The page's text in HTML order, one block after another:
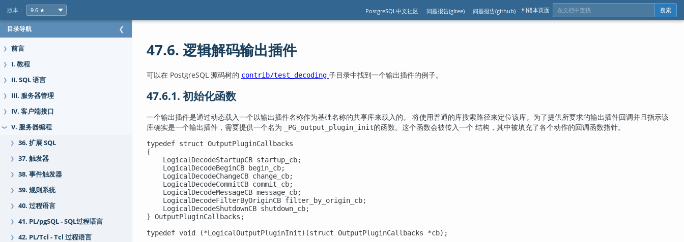
版本： PostgreSQL中文社区 问题报告(gitee) 问题报告(github) 纠错本页面 搜索
目录导航 ❮
❯ 前言
❯ I. 教程
❯ II. SQL 语言
❯ III. 服务器管理
❯ IV. 客户端接口
❯ V. 服务器编程
❯ 36. 扩展 SQL
❯ 37. 触发器
❯ 38. 事件触发器
❯ 39. 规则系统
❯ 40. 过程语言
❯ 41. PL/pgSQL - SQL过程语言
❯ 42. PL/Tcl - Tcl 过程语言
47.6. 逻辑解码输出插件
可以在 PostgreSQL 源码树的 contrib/test_decoding 子目录中找到一个输出插件的例子。
47.6.1. 初始化函数
一个输出插件是通过动态载入一个以输出插件名称作为基础名称的共享库来载入的。 将使用普通的库搜索路径来定位该库。为了提供所要求的输出插件回调并且指示该
库确实是一个输出插件，需要提供一个名为
_PG_output_plugin_init的函数。这个函数会被传入一个 结构，其中被填充了各个动作的回调函数指针。
typedef struct OutputPluginCallbacks
{
    LogicalDecodeStartupCB startup_cb;
    LogicalDecodeBeginCB begin_cb;
    LogicalDecodeChangeCB change_cb;
    LogicalDecodeCommitCB commit_cb;
    LogicalDecodeMessageCB message_cb;
    LogicalDecodeFilterByOriginCB filter_by_origin_cb;
    LogicalDecodeShutdownCB shutdown_cb;
} OutputPluginCallbacks;
typedef void (*LogicalOutputPluginInit)(struct OutputPluginCallbacks *cb);